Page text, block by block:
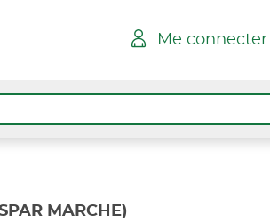
Me connecter
MARCHE)